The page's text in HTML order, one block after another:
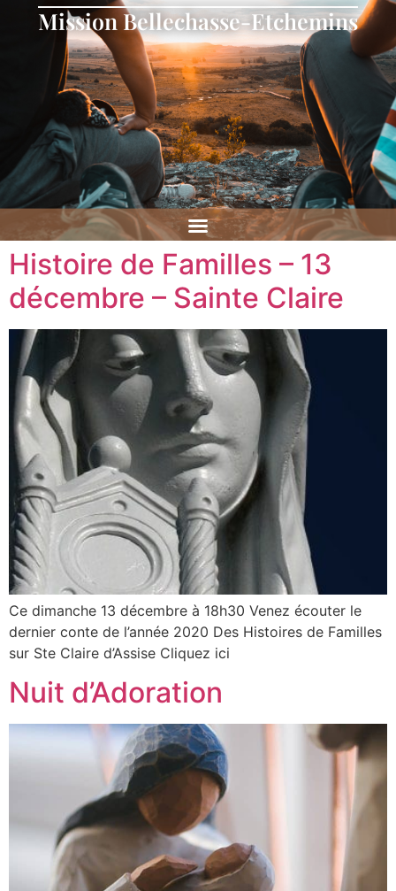
Mission Bellechasse-Etchemins
Histoire de Familles – 13
décembre – Sainte Claire
Ce dimanche 13 décembre à 18h30 Venez écouter le
dernier conte de l’année 2020 Des Histoires de Familles
sur Ste Claire d’Assise Cliquez ici
Nuit d’Adoration